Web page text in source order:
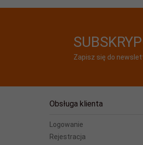
Zapisz się do
Obsługa klienta
Logowanie
Rejestracja